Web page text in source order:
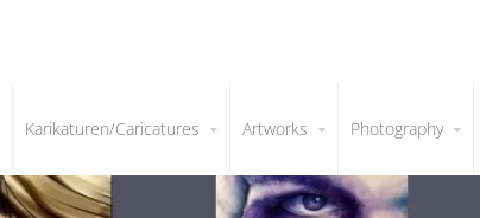
Karikaturen/Caricatures Artworks Photography